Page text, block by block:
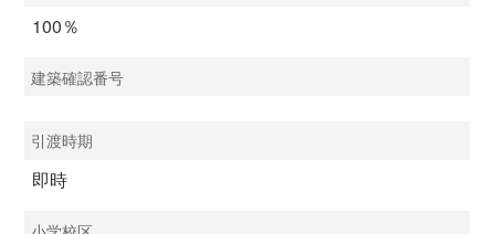
100％
建築確認番号
引渡時期
即時